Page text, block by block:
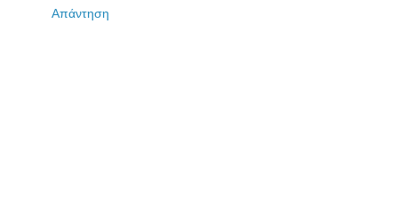
Απάντηση